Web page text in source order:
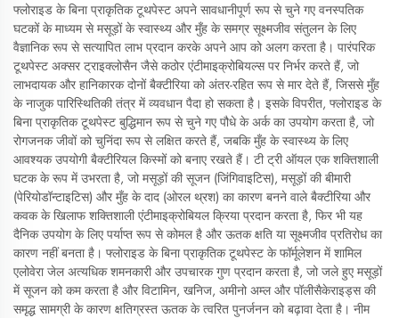
फ्लोराइड के बिना प्राकृतिक टूथपेस्ट अपने सावधानीपूर्ण रूप से चुने गए वनस्पतिक
घटकों के माध्यम से मसूड़ों के स्वास्थ्य और मुँह के समग्र सूक्ष्मजीव संतुलन के लिए
वैज्ञानिक रूप से सत्यापित लाभ प्रदान करके अपने आप को अलग करता है। पारंपरिक
टूथपेस्ट अक्सर ट्राइक्लोसैन जैसे कठोर एंटीमाइक्रोबियल्स पर निर्भर करते हैं, जो
लाभदायक और हानिकारक दोनों बैक्टीरिया को अंतर-रहित रूप से मार देते हैं, जिससे मुँह
के नाजुक पारिस्थितिकी तंत्र में व्यवधान पैदा हो सकता है। इसके विपरीत, फ्लोराइड के
बिना प्राकृतिक टूथपेस्ट बुद्धिमान रूप से चुने गए पौधे के अर्क का उपयोग करता है, जो
रोगजनक जीवों को चुनिंदा रूप से लक्षित करते हैं, जबकि मुँह के स्वास्थ्य के लिए
आवश्यक उपयोगी बैक्टीरियल किस्मों को बनाए रखते हैं। टी ट्री ऑयल एक शक्तिशाली
घटक के रूप में उभरता है, जो मसूड़ों की सूजन (जिंगिवाइटिस), मसूड़ों की बीमारी
(पेरियोडॉन्टाइटिस) और मुँह के दाद (ओरल थ्रश) का कारण बनने वाले बैक्टीरिया और
कवक के खिलाफ शक्तिशाली एंटीमाइक्रोबियल क्रिया प्रदान करता है, फिर भी यह
दैनिक उपयोग के लिए पर्याप्त रूप से कोमल है और ऊतक क्षति या सूक्ष्मजीव प्रतिरोध का
कारण नहीं बनता है। फ्लोराइड के बिना प्राकृतिक टूथपेस्ट के फॉर्मूलेशन में शामिल
एलोवेरा जेल अत्यधिक शमनकारी और उपचारक गुण प्रदान करता है, जो जले हुए मसूड़ों
में सूजन को कम करता है और विटामिन, खनिज, अमीनो अम्ल और पॉलीसैकेराइड्स की
समृद्ध सामग्री के कारण क्षतिग्रस्त ऊतक के त्वरित पुनर्जनन को बढ़ावा देता है। नीम